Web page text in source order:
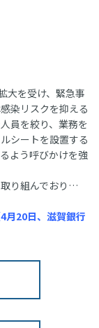
大を受け、緊急事
染リスクを抑える
員を絞り、業務を
シートを設置する
よう呼びかけを強
り組んでおり…
月20日、滋賀銀行